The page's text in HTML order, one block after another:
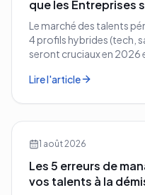
que les Entreprises
Le marché des talents
4 profils hybrides (tech,
seront cruciaux en 2026
Lire l'article
1 août 2026
Les 5 erreurs de
vos talents à la